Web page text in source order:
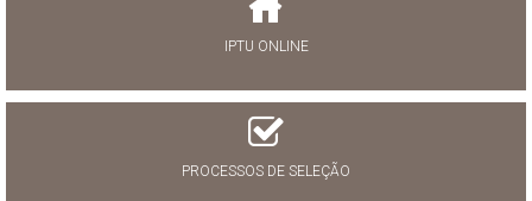
IPTU ONLINE
PROCESSOS DE SELEÇÃO